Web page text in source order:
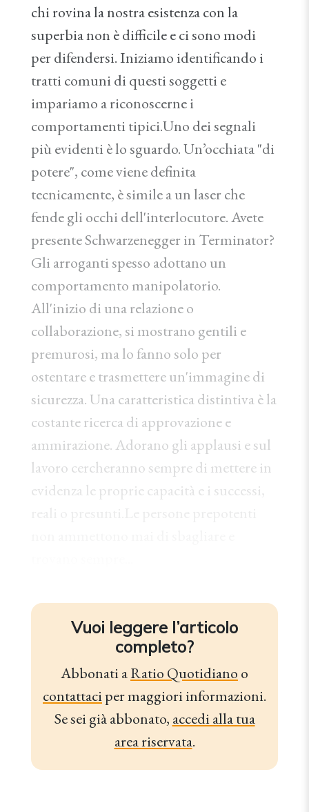
chi rovina la nostra esistenza con la
superbia non è difficile e ci sono modi
per difendersi. Iniziamo identificando i
tratti comuni di questi soggetti e
impariamo a riconoscerne i
comportamenti tipici.Uno dei segnali
più evidenti è lo sguardo. Un’occhiata "di
potere", come viene definita
tecnicamente, è simile a un laser che
fende gli occhi dell'interlocutore. Avete
presente Schwarzenegger in Terminator?
Gli arroganti spesso adottano un
comportamento manipolatorio.
All'inizio di una relazione o
collaborazione, si mostrano gentili e
premurosi, ma lo fanno solo per
ostentare e trasmettere un'immagine di
sicurezza. Una caratteristica distintiva è la
costante ricerca di approvazione e
ammirazione. Adorano gli applausi e sul
lavoro cercheranno sempre di mettere in
evidenza le proprie capacità e i successi,
Vuoi leggere l’articolo
completo?
Abbonati aRatio Quotidiano o
contattaciper maggiori informazioni.
Se sei già abbonato, accedi alla tua
area riservata.